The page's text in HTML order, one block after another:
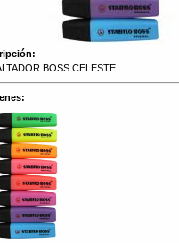
BOSS CELESTE